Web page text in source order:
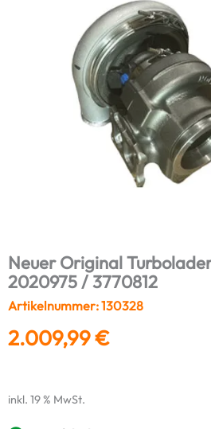
Neuer Original
2020975 / 3770812
Artikelnummer: 130328
2.009,99€
inkl. 19 % MwSt.